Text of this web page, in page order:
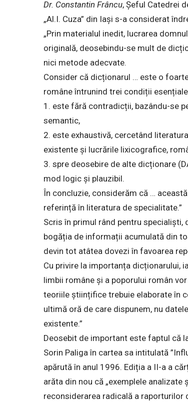
Dr. Constantin Frâncu, Șeful Catedrei
„Al.I. Cuza” din Iași s-a considerat
„Prin materialul inedit, lucrarea
originală, deosebindu-se mult de
nici metode adecvate.
Consider că dicționarul … este o
române întrunind trei condiții
1. este fără contradicții, bazându-se
semantic,
2. este exhaustivă, cercetând
existente și lucrările lixicografice,
3. spre deosebire de alte dicționare
mod logic și plauzibil.
În concluzie, considerăm că …
referință în literatura de specialitate.”
Scris în primul rând pentru
bogăția de informații acumulată din
devin tot atâtea dovezi în favoarea
Cu privire la importanța dicționarului,
limbii române și a poporului român
teoriile științifice trebuie elaborate în
ultimă oră de care dispunem, nu
existente.”
Deosebit de important este faptul că
Sorin Paliga în cartea sa intitulată
apărută în anul 1996. Ediția a II-a a
arăta din nou că „exemplele
reconsiderarea radicală a raporturilor